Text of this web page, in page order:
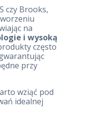
czy Brooks,
na
i wysoką
często
przy
wziąć pod
idealnej